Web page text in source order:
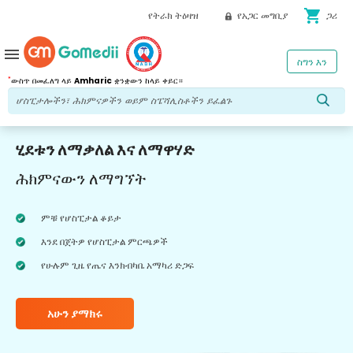
የትራክ ትዕዛዝ የአጋር መግቢያ shopping_cart ጋሪ
*ውስጥ በመፈለግ ላይ Amharic ቋንቋውን ከላይ ቀይር።
ስግን እን
menu
ሂደቱን ለማቃለል እና ለማዋሃድ
ሕክምናውን ለማግኘት
ምቹ የሆስፒታል ቆይታ
እንደ በጀትዎ የሆስፒታል ምርጫዎች
የሁሉም ጊዜ የጤና እንክብካቤ አማካሪ ድጋፍ
አሁን ያማክሩ